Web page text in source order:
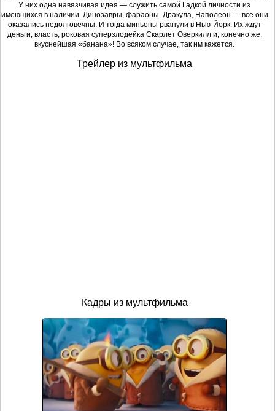
У них одна навязчивая идея — служить самой Гадкой личности из
имеющихся в наличии. Динозавры, фараоны, Дракула, Наполеон — все они
оказались недолговечны. И тогда миньоны рванули в Нью-Йорк. Их ждут
деньги, власть, роковая суперзлодейка Скарлет Оверкилл и, конечно же,
вкуснейшая «банана»! Во всяком случае, так им кажется.
Трейлер из мультфильма
Кадры из мультфильма